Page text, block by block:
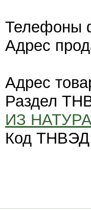
Телефоны
Адрес
Адрес
Раздел
ИЗ
Код